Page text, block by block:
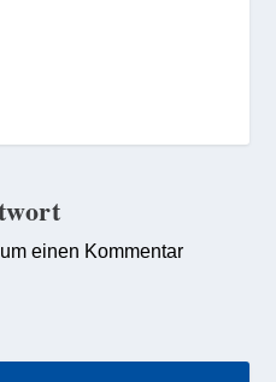
einen Kommentar